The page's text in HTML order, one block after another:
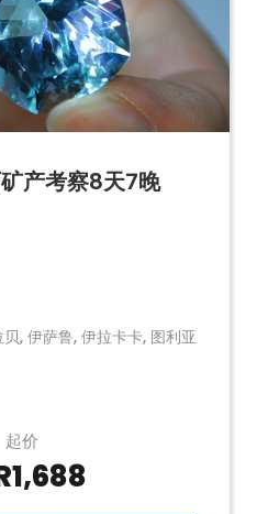
产考察8天7晚
, 伊萨鲁, 伊拉卡卡, 图利亚
起价